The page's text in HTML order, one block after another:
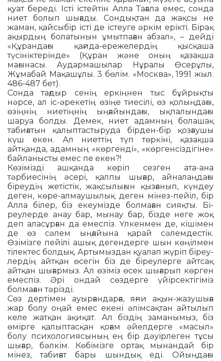
қуат бе­реді. Істі істейтін Алла Тағала емес, сон­да
ниет болып шы­ғады. Сондықтан да жақсы не
жаман, қайсы­бір істі де істеу­ге әркім ерікті. Бірақ
ақырдың бо­ла­­тынын ұмытпаған абзал», – дейді
«Құ­ран­дағы қағида-ережелердің қысқаша
түсініктерінде» (Құран және оның қа­зақ­ша
мағынасы. Аудармашылар Нұра­лы Өсерұлы,
Жұмабай Мақаш­ұлы. 3 бө­лім. «Москва», 1991 жыл.
486-487 бет).
Сонда тағдыр сенің еркіңнен тыс бұй­­рықты
нәрсе, ал іс-әрекетің өзіңе тие­­сілі, өз қолыңдағы,
өзіңнің ниетіңнің ыңғайындағы, ықпалындағы
шаруа болды. Демек, ниет адамның болашақ
табиғатын қалыптастыруда бірден-бір қозғаушы
күш екен. Ал ниеттің түп төр­кіні, қазақша
айтқанда, адамның «көр­ген­ді», «көргенсіздігіне»
байланысты емес пе екен?!
Көзімізді ашқанда көріп сезген ата-ана
тәрбиесінің әсері, қалпы шығар, айналаңдағы
біреудің жетістік, жақ­сы­лы­­ғын қызғанып, күндеу
деген, көре-алмаушылық деген мінез-пейіл, бір
Ал­ла білер, біз екеумізде болмаған сияқты. Бі­
реулерде анау бар, мынау бар, бізде неге жоқ
деп аласұрған да емеспіз. Үл­кен­мен де, кішімен
де өз сәлем ыңғайына қарай сәлемдестік.
Өзімізге пейілі ашық дегендерге шын көңілмен
тілектес бол­дық. Артымыздан қуалап жүріп біреу­
лер­дің айтқан өсегін біз де біреулерге айтсақ
айтқан шығармыз. Ал өзіміз өсек шығарып көрген
емеспіз. Әрі ондай сөз­дерге үйірсектігіміз
болмаған тәрізді.
Сөз дертімен ауырғандарға, яғни ақын-жазушыға
жар болу оңай емес еке­ні әлімсақтан айтылып
келе жатқан ақиқат. Ал біздің заманымыз, біз
өмірге қалыптасқан қоғам әйелдерге «масыл»
болу психологиясының ең бір дәуірлеген тұсы
шығар, бәлкім. Көбімізге ортақ мынандай бір
мінез, табиғат бары шын­дық еді. Ойыңдағы